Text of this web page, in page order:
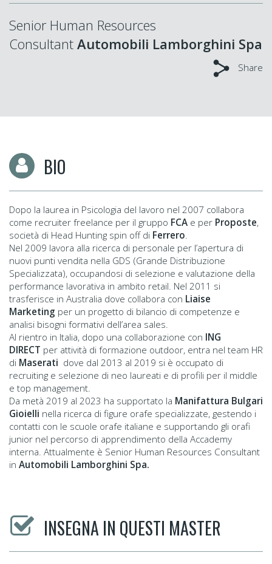
Senior Human Resources
Consultant Automobili Lamborghini Spa
Share
BIO
Dopo la laurea in Psicologia del lavoro nel 2007 collabora
come recruiter freelance per il gruppo FCA e per Proposte,
società di Head Hunting spin off di Ferrero.
Nel 2009 lavora alla ricerca di personale per l’apertura di
nuovi punti vendita nella GDS (Grande Distribuzione
Specializzata), occupandosi di selezione e valutazione della
performance lavorativa in ambito retail. Nel 2011 si
trasferisce in Australia dove collabora con Liaise
Marketing per un progetto di bilancio di competenze e
analisi bisogni formativi dell’area sales.
Al rientro in Italia, dopo una collaborazione con ING
DIRECT per attività di formazione outdoor, entra nel team HR
di Maserati dove dal 2013 al 2019 si è occupato di
recruiting e selezione di neo laureati e di profili per il middle
e top management.
Da metà 2019 al 2023 ha supportato la Manifattura Bulgari
Gioielli nella ricerca di figure orafe specializzate, gestendo i
contatti con le scuole orafe italiane e supportando gli orafi
junior nel percorso di apprendimento della Accademy
interna. Attualmente è Senior Human Resources Consultant
in Automobili Lamborghini Spa.
INSEGNA IN QUESTI MASTER